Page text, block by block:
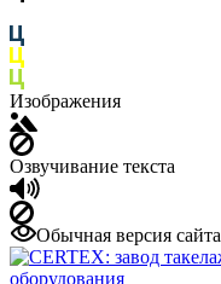
Изображения
Озвучивание текста
Обычная версия сайта